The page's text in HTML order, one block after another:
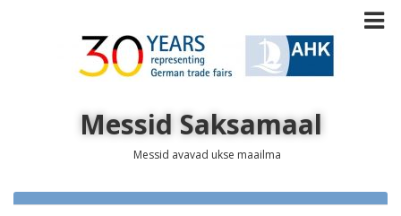
Messid Saksamaal
Messid avavad ukse maailma